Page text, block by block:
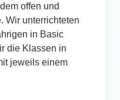
offen und
Wir unterrichteten
in Basic
die Klassen in
jeweils einem